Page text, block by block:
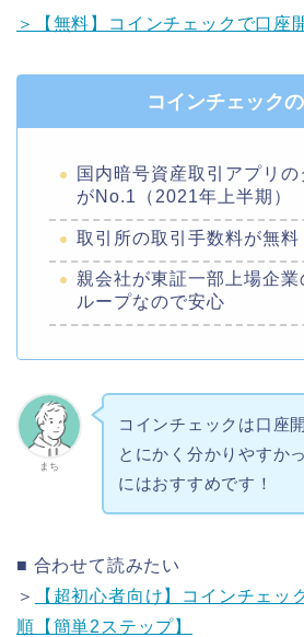
＞【無料】コインチェックで口座
コインチェック
国内暗号資産取引アプリ
がNo.1（2021年上半期）
取引所の取引手数料が無料
親会社が東証一部上場企
ループなので安心
まち
コインチェックは口座
とにかく分かりやすか
にはおすすめです！
■ 合わせて読みたい
＞
【超初心者向け】コインチェッ
順【簡単2ステップ】